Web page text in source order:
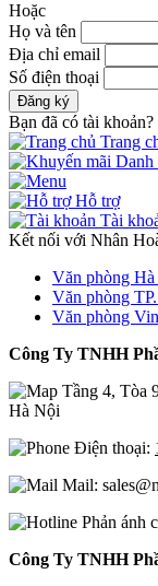
Hoặc
Họ và tên
Địa chỉ email
Số điện thoại
Đăng ký
Bạn đã có tài khoản?
Trang
Danh
Hỗ trợ
Tài
Kết nối với Nhân
Văn phòng
Văn phòng
Văn phòng
Công Ty TNHH
Tầng 4, Tòa
Hà Nội
Điện thoại:
Mail:
Phản ánh
Công Ty TNHH